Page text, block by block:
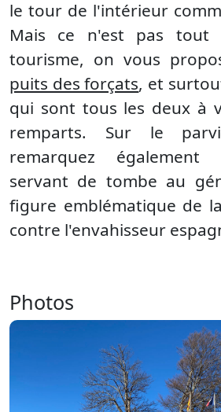
le tour de l'intérieur
Mais ce n'est pas
tourisme, on vous
puits des forçats, et
qui sont tous les deux à
remparts. Sur le
remarquez
servant de tombe au
figure emblématique de
contre l'envahisseur
Photos